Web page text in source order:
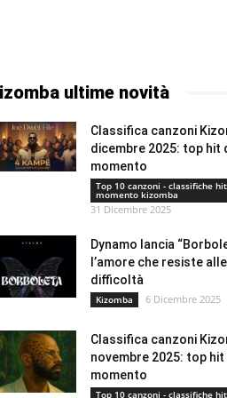
ultime novità
Classifica canzoni
dicembre 2025: top hit
momento
Top 10 canzoni - classifiche
momento kizomba
31 Dicembre 2025
Dynamo lancia
l’amore che resiste alle
difficoltà
Kizomba 6 Dicembre 2025
Classifica canzoni
novembre 2025: top hit
momento
Top 10 canzoni - classifiche